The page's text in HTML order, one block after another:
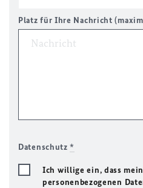
Platz für Ihre Nachricht
Datenschutz*
Ich willige ein, dass
personenbezogenen